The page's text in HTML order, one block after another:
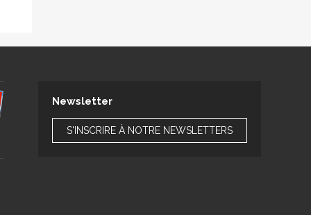
Newsletter
S'INSCRIRE À NOTRE NEWSLETTERS